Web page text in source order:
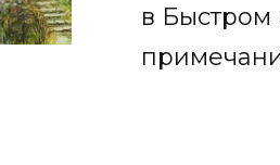
в Быстром